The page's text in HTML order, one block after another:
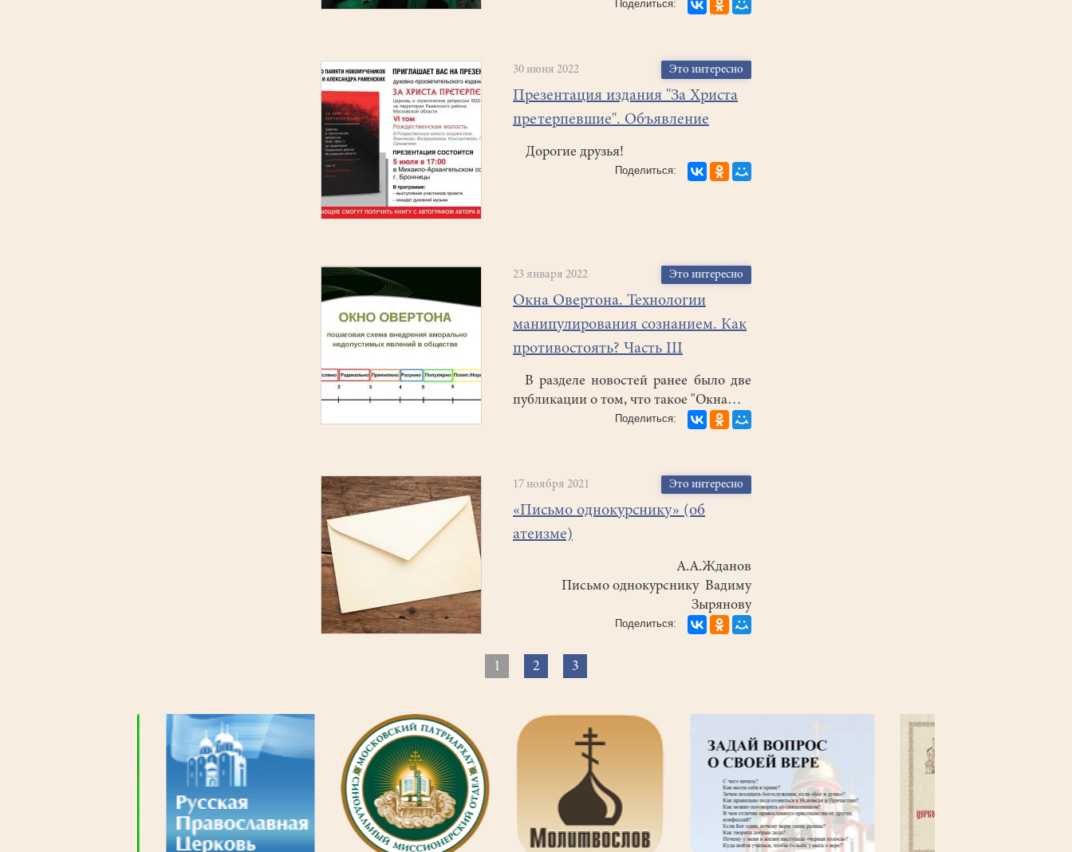
30 июня 2022 Это интересно
Презентация издания "За Христа
претерпевшие". Объявление
Дорогие друзья!
23 января 2022 Это интересно
Окна Овертона. Технологии
манипулирования сознанием. Как
противостоять? Часть III
В разделе новостей ранее было две
публикации о том, что такое "Окна…
17 ноября 2021 Это интересно
«Письмо однокурснику» (об
атеизме)
А.А.Жданов
Письмо однокурснику Вадиму
Зырянову
Текущая
1 Страница
2 Страница
3